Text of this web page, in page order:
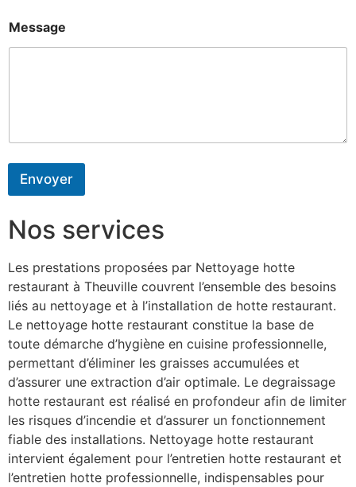
Message
Envoyer
Nos services
Les prestations proposées par Nettoyage hotte
restaurant à Theuville couvrent l’ensemble des besoins
liés au nettoyage et à l’installation de hotte restaurant.
Le nettoyage hotte restaurant constitue la base de
toute démarche d’hygiène en cuisine professionnelle,
permettant d’éliminer les graisses accumulées et
d’assurer une extraction d’air optimale. Le degraissage
hotte restaurant est réalisé en profondeur afin de limiter
les risques d’incendie et d’assurer un fonctionnement
fiable des installations. Nettoyage hotte restaurant
intervient également pour l’entretien hotte restaurant et
l’entretien hotte professionnelle, indispensables pour